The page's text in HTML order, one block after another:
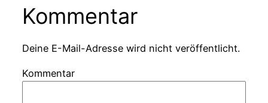
Kommentar
Deine E-Mail-Adresse wird nicht veröffentlicht.
Kommentar